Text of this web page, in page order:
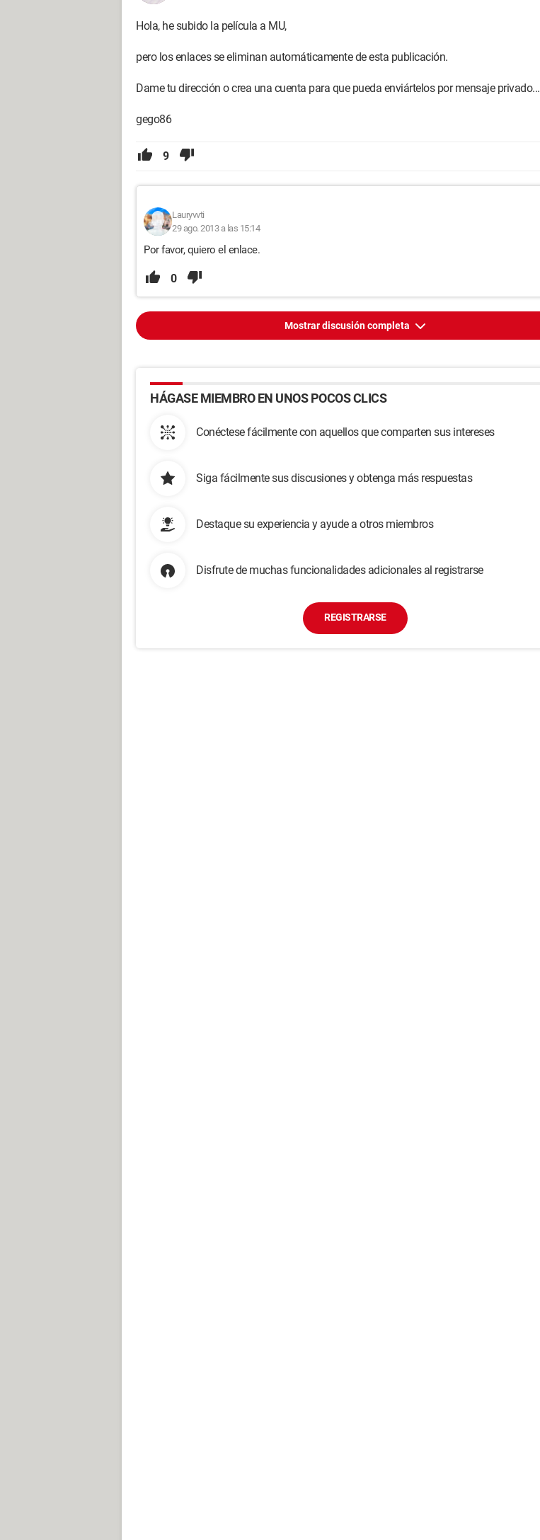
Hola, he subido la película a MU,
pero los enlaces se eliminan automáticamente de esta publicación.
Dame tu dirección o crea una cuenta para que pueda enviártelos por mensaje privado...
gego86
9
Lauryvvti
29 ago. 2013 a las 15:14
Por favor, quiero el enlace.
0
Mostrar discusión completa
HÁGASE MIEMBRO EN UNOS POCOS CLICS
Conéctese fácilmente con aquellos que comparten sus intereses
Siga fácilmente sus discusiones y obtenga más respuestas
Destaque su experiencia y ayude a otros miembros
Disfrute de muchas funcionalidades adicionales al registrarse
REGISTRARSE